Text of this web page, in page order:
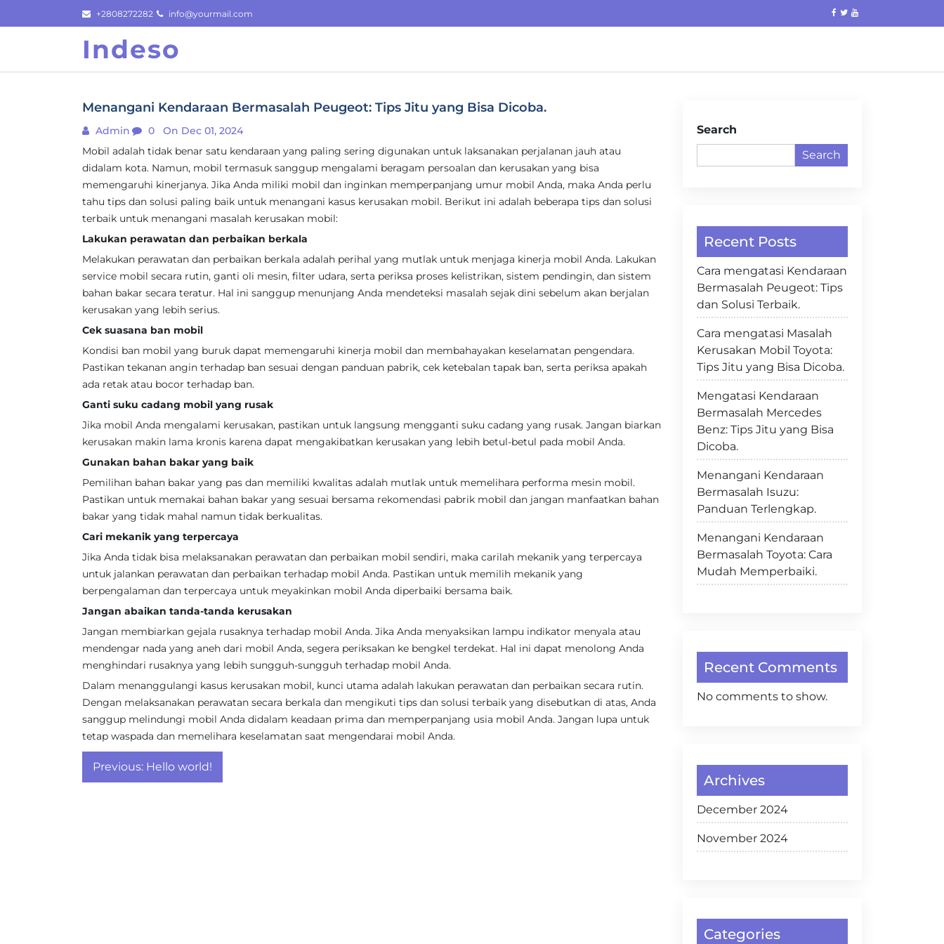
to
+2808272282 info@yourmail.com
Indeso
Menangani Kendaraan Bermasalah Peugeot: Tips Jitu yang Bisa Dicoba.
Admin 0
On Dec 01, 2024
Mobil adalah tidak benar satu kendaraan yang paling sering digunakan untuk laksanakan perjalanan jauh atau
didalam kota. Namun, mobil termasuk sanggup mengalami beragam persoalan dan kerusakan yang bisa
memengaruhi kinerjanya. Jika Anda miliki mobil dan inginkan memperpanjang umur mobil Anda, maka Anda perlu
tahu tips dan solusi paling baik untuk menangani kasus kerusakan mobil. Berikut ini adalah beberapa tips dan solusi
terbaik untuk menangani masalah kerusakan mobil:
Lakukan perawatan dan perbaikan berkala
Melakukan perawatan dan perbaikan berkala adalah perihal yang mutlak untuk menjaga kinerja mobil Anda. Lakukan
service mobil secara rutin, ganti oli mesin, filter udara, serta periksa proses kelistrikan, sistem pendingin, dan sistem
bahan bakar secara teratur. Hal ini sanggup menunjang Anda mendeteksi masalah sejak dini sebelum akan berjalan
kerusakan yang lebih serius.
Cek suasana ban mobil
Kondisi ban mobil yang buruk dapat memengaruhi kinerja mobil dan membahayakan keselamatan pengendara.
Pastikan tekanan angin terhadap ban sesuai dengan panduan pabrik, cek ketebalan tapak ban, serta periksa apakah
ada retak atau bocor terhadap ban.
Ganti suku cadang mobil yang rusak
Jika mobil Anda mengalami kerusakan, pastikan untuk langsung mengganti suku cadang yang rusak. Jangan biarkan
kerusakan makin lama kronis karena dapat mengakibatkan kerusakan yang lebih betul-betul pada mobil Anda.
Gunakan bahan bakar yang baik
Pemilihan bahan bakar yang pas dan memiliki kwalitas adalah mutlak untuk memelihara performa mesin mobil.
Pastikan untuk memakai bahan bakar yang sesuai bersama rekomendasi pabrik mobil dan jangan manfaatkan bahan
bakar yang tidak mahal namun tidak berkualitas.
Cari mekanik yang terpercaya
Jika Anda tidak bisa melaksanakan perawatan dan perbaikan mobil sendiri, maka carilah mekanik yang terpercaya
untuk jalankan perawatan dan perbaikan terhadap mobil Anda. Pastikan untuk memilih mekanik yang
berpengalaman dan terpercaya untuk meyakinkan mobil Anda diperbaiki bersama baik.
Jangan abaikan tanda-tanda kerusakan
Jangan membiarkan gejala rusaknya terhadap mobil Anda. Jika Anda menyaksikan lampu indikator menyala atau
mendengar nada yang aneh dari mobil Anda, segera periksakan ke bengkel terdekat. Hal ini dapat menolong Anda
menghindari rusaknya yang lebih sungguh-sungguh terhadap mobil Anda.
Dalam menanggulangi kasus kerusakan mobil, kunci utama adalah lakukan perawatan dan perbaikan secara rutin.
Dengan melaksanakan perawatan secara berkala dan mengikuti tips dan solusi terbaik yang disebutkan di atas, Anda
sanggup melindungi mobil Anda didalam keadaan prima dan memperpanjang usia mobil Anda. Jangan lupa untuk
tetap waspada dan memelihara keselamatan saat mengendarai mobil Anda.
Post
navigation
Previous: Hello world!
Search
Search
Recent Posts
Cara mengatasi Kendaraan
Bermasalah Peugeot: Tips
dan Solusi Terbaik.
Cara mengatasi Masalah
Kerusakan Mobil Toyota:
Tips Jitu yang Bisa Dicoba.
Mengatasi Kendaraan
Bermasalah Mercedes
Benz: Tips Jitu yang Bisa
Dicoba.
Menangani Kendaraan
Bermasalah Isuzu:
Panduan Terlengkap.
Menangani Kendaraan
Bermasalah Toyota: Cara
Mudah Memperbaiki.
Recent Comments
No comments to show.
Archives
December 2024
November 2024
Categories